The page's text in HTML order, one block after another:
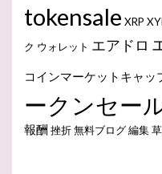
tokensale XRP
ク ウォレット エアドロ
コインマーケットキャッ
ークンセー
報酬 挫折無料ブログ編集